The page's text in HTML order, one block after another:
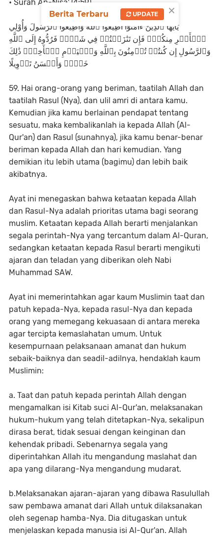
• Surah An-Nisa' (4:59)
يَٰٓأَيُّهَا ٱلَّذِينَ ءَامَنُوٓاْ أَطِيعُواْ ٱللَّهَ وَأَطِيعُواْ ٱلرَّسُولَ وَأُوْلِي
ٱلۡأَمۡرِ مِنكُمۡۖ فَإِن تَنَٰزَعۡتُمۡ فِي شَيۡءٖ فَرُدُّوهُ إِلَى ٱللَّهِ
وَٱلرَّسُولِ إِن كُنتُمۡ تُؤۡمِنُونَ بِٱللَّهِ وَٱلۡيَوۡمِ ٱلۡأٓخِرِۚ ذَٰلِكَ
59. Hai orang-orang yang beriman, taatilah Allah dan
taatilah Rasul (Nya), dan ulil amri di antara kamu.
Kemudian jika kamu berlainan pendapat tentang
sesuatu, maka kembalikanlah ia kepada Allah (Al-
Qur'an) dan Rasul (sunahnya), jika kamu benar-benar
beriman kepada Allah dan hari kemudian. Yang
demikian itu lebih utama (bagimu) dan lebih baik
akibatnya.
Ayat ini menegaskan bahwa ketaatan kepada Allah
dan Rasul-Nya adalah prioritas utama bagi seorang
muslim. Ketaatan kepada Allah berarti menjalankan
segala perintah-Nya yang tercantum dalam Al-Quran,
sedangkan ketaatan kepada Rasul berarti mengikuti
ajaran dan teladan yang diberikan oleh Nabi
Muhammad SAW.
Ayat ini memerintahkan agar kaum Muslimin taat dan
patuh kepada-Nya, kepada rasul-Nya dan kepada
orang yang memegang kekuasaan di antara mereka
agar tercipta kemaslahatan umum. Untuk
kesempurnaan pelaksanaan amanat dan hukum
sebaik-baiknya dan seadil-adilnya, hendaklah kaum
Muslimin:
a. Taat dan patuh kepada perintah Allah dengan
mengamalkan isi Kitab suci Al-Qur'an, melaksanakan
hukum-hukum yang telah ditetapkan-Nya, sekalipun
dirasa berat, tidak sesuai dengan keinginan dan
kehendak pribadi. Sebenarnya segala yang
diperintahkan Allah itu mengandung maslahat dan
apa yang dilarang-Nya mengandung mudarat.
b.Melaksanakan ajaran-ajaran yang dibawa Rasulullah
saw pembawa amanat dari Allah untuk dilaksanakan
oleh segenap hamba-Nya. Dia ditugaskan untuk
menjelaskan kepada manusia isi Al-Qur'an. Allah
×
Berita Terbaru UPDATE